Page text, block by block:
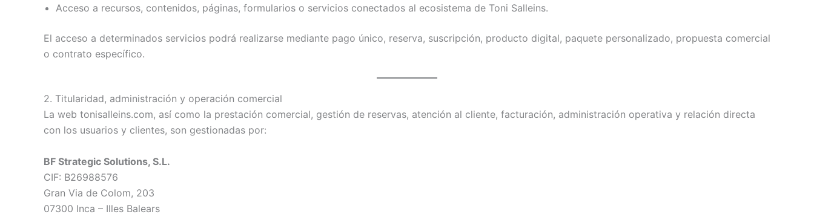
Acceso a recursos, contenidos, páginas, formularios o servicios conectados al ecosistema de Toni Salleins.
El acceso a determinados servicios podrá realizarse mediante pago único, reserva, suscripción, producto digital, paquete personalizado, propuesta comercial
o contrato específico.
2. Titularidad, administración y operación comercial
La web tonisalleins.com, así como la prestación comercial, gestión de reservas, atención al cliente, facturación, administración operativa y relación directa
con los usuarios y clientes, son gestionadas por:
BF Strategic Solutions, S.L.
CIF: B26988576
Gran Via de Colom, 203
07300 Inca – Illes Balears